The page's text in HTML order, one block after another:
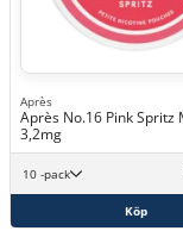
Après
Après No.16 Pink Spritz
3,2mg
10 -pack
Köp